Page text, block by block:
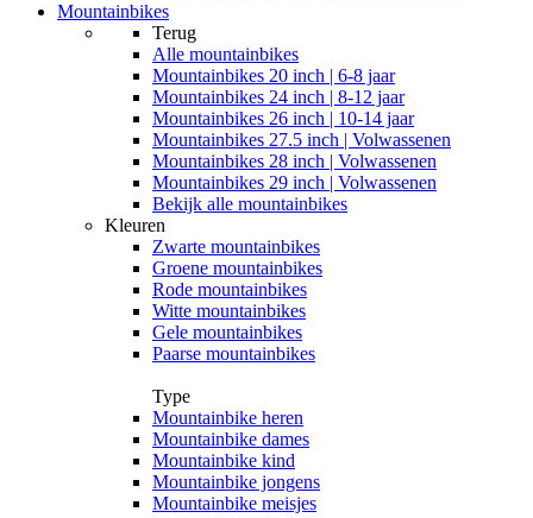
Mountainbikes
Terug
Alle mountainbikes
Mountainbikes 20 inch | 6-8 jaar
Mountainbikes 24 inch | 8-12 jaar
Mountainbikes 26 inch | 10-14 jaar
Mountainbikes 27.5 inch | Volwassenen
Mountainbikes 28 inch | Volwassenen
Mountainbikes 29 inch | Volwassenen
Bekijk alle mountainbikes
Kleuren
Zwarte mountainbikes
Groene mountainbikes
Rode mountainbikes
Witte mountainbikes
Gele mountainbikes
Paarse mountainbikes
Type
Mountainbike heren
Mountainbike dames
Mountainbike kind
Mountainbike jongens
Mountainbike meisjes